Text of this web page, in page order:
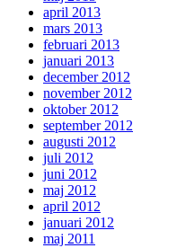
april 2013
mars 2013
februari 2013
januari 2013
december 2012
november 2012
oktober 2012
september 2012
augusti 2012
juli 2012
juni 2012
maj 2012
april 2012
januari 2012
maj 2011